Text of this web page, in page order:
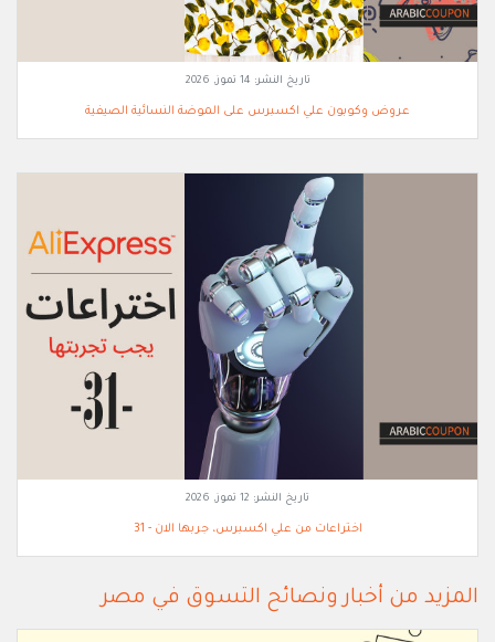
تاريخ النشر: 14 تموز, 2026
عروض وكوبون علي اكسبرس على الموضة النسائية الصيفية
تاريخ النشر: 12 تموز, 2026
اختراعات من علي اكسبرس، جربها الان - 31
المزيد من أخبار ونصائح التسوق في مصر